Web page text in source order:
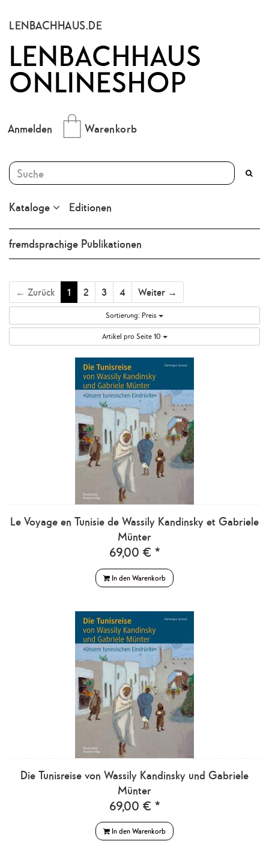
LENBACHHAUS.DE
LENBACHHAUS
ONLINESHOP
Anmelden Warenkorb
Kataloge Editionen
fremdsprachige Publikationen
← Zurück 1 2 3 4 Weiter →
Sortierung: Preis
Artikel pro Seite 10
Le Voyage en Tunisie de Wassily Kandinsky et Gabriele
Münter
69,00 € *
In den Warenkorb
Die Tunisreise von Wassily Kandinsky und Gabriele
Münter
69,00 € *
In den Warenkorb